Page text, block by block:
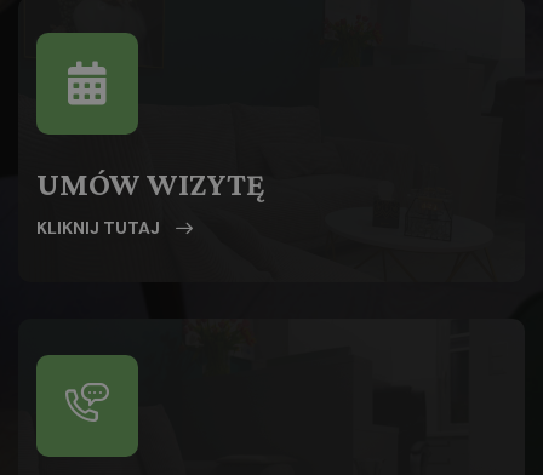
UMÓW WIZYTĘ
KLIKNIJ TUTAJ